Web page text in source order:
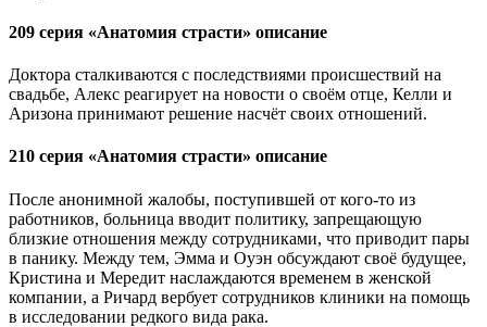
209 серия «Анатомия страсти» описание
Доктора сталкиваются с последствиями происшествий на
свадьбе, Алекс реагирует на новости о своём отце, Келли и
Аризона принимают решение насчёт своих отношений.
210 серия «Анатомия страсти» описание
После анонимной жалобы, поступившей от кого-то из
работников, больница вводит политику, запрещающую
близкие отношения между сотрудниками, что приводит пары
в панику. Между тем, Эмма и Оуэн обсуждают своё будущее,
Кристина и Мередит наслаждаются временем в женской
компании, а Ричард вербует сотрудников клиники на помощь
в исследовании редкого вида рака.